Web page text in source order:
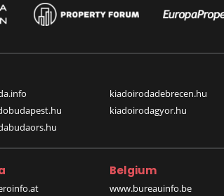
kiadoirodadebrecen.hu
kiadoirodagyor.hu
Belgium
www.bureauinfo.be